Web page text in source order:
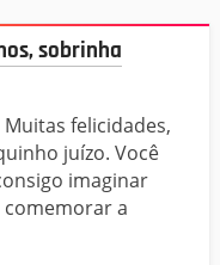
sobrinha
felicidades,
juízo. Você
imaginar
comemorar a